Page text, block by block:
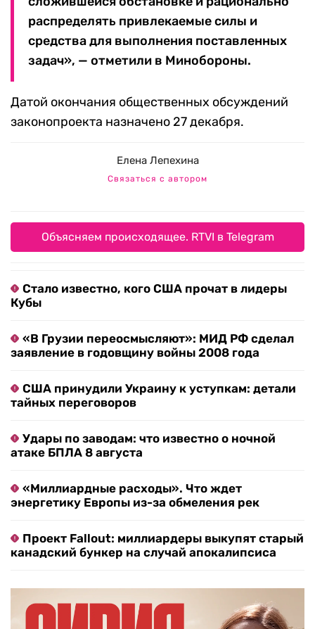
распределять привлекаемые силы и
средства для выполнения поставленных
задач», — отметили в Минобороны.
Датой окончания общественных обсуждений
законопроекта назначено 27 декабря.
Елена Лепехина
Связаться с автором
Объясняем происходящее. RTVI в Telegram
Стало известно, кого США прочат в лидеры
Кубы
«В Грузии переосмысляют»: МИД РФ сделал
заявление в годовщину войны 2008 года
США принудили Украину к уступкам: детали
тайных переговоров
Удары по заводам: что известно о ночной
атаке БПЛА 8 августа
«Миллиардные расходы». Что ждет
энергетику Европы из-за обмеления рек
Проект Fallout: миллиардеры выкупят старый
канадский бункер на случай апокалипсиса